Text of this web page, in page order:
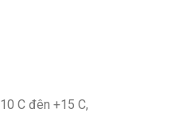
C đên +15 C,